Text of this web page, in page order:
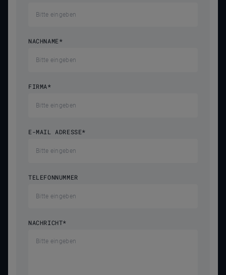
NACHNAME*
FIRMA*
E-MAIL ADRESSE*
TELEFONNUMMER
NACHRICHT*